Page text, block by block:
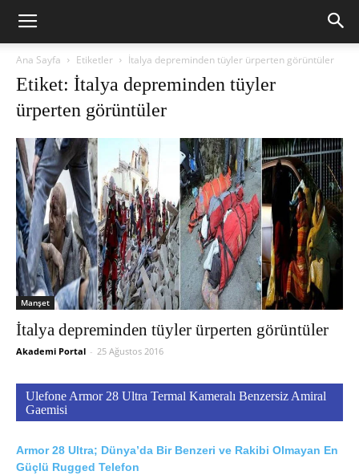
Ana Sayfa Etiketler İtalya depreminden tüyler ürperten görüntüler
Etiket: İtalya depreminden tüyler
ürperten görüntüler
Manşet
İtalya depreminden tüyler ürperten görüntüler
Akademi Portal - 25 Ağustos 2016
Ulefone Armor 28 Ultra Termal Kameralı Benzersiz Amiral
Gaemisi
Armor 28 Ultra; Dünya’da Bir Benzeri ve Rakibi Olmayan En
Güçlü Rugged Telefon